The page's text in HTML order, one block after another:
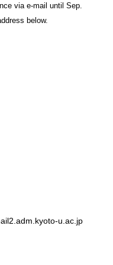
via e-mail until Sep.
below.
u.ac.jp